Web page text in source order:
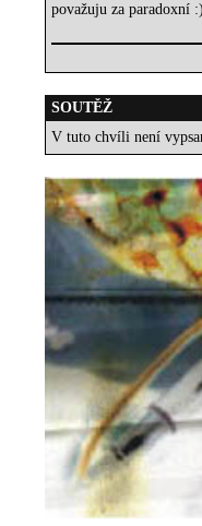
považuju za paradoxní
SOUTĚŽ
V tuto chvíli není